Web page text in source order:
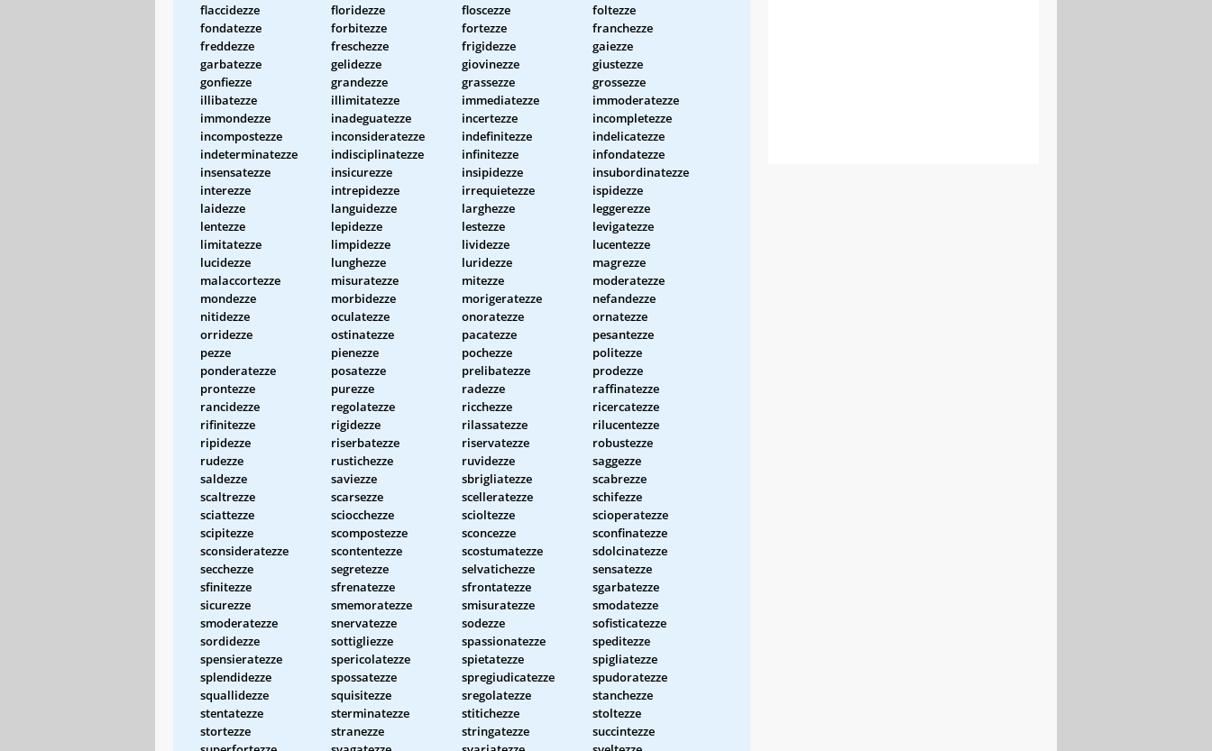
flaccidezze
floridezze floscezze
foltezze
fondatezze
forbitezze fortezze
franchezze
freddezze
freschezze frigidezze
gaiezze
garbatezze
gelidezze giovinezze
giustezze
gonfiezze
grandezze grassezze
grossezze
illibatezze
illimitatezze immediatezze
immoderatezze
immondezze
inadeguatezze incertezze
incompletezze
incompostezze
inconsideratezze indefinitezze
indelicatezze
indeterminatezze
indisciplinatezze infinitezze
infondatezze
insensatezze
insicurezze insipidezze
insubordinatezze
interezze
intrepidezze irrequietezze
ispidezze
laidezze
languidezze larghezze
leggerezze
lentezze
lepidezze lestezze
levigatezze
limitatezze
limpidezze lividezze
lucentezze
lucidezze
lunghezze luridezze
magrezze
malaccortezze
misuratezze mitezze
moderatezze
mondezze
morbidezze morigeratezze
nefandezze
nitidezze
oculatezze onoratezze
ornatezze
orridezze
ostinatezze pacatezze
pesantezze
pezze
pienezze pochezze
politezze
ponderatezze
posatezze prelibatezze
prodezze
prontezze
purezze radezze
raffinatezze
rancidezze
regolatezze ricchezze
ricercatezze
rifinitezze
rigidezze rilassatezze
rilucentezze
ripidezze
riserbatezze riservatezze
robustezze
rudezze
rustichezze ruvidezze
saggezze
saldezze
saviezze sbrigliatezze
scabrezze
scaltrezze
scarsezze scelleratezze
schifezze
sciattezze
sciocchezze scioltezze
scioperatezze
scipitezze
scompostezze sconcezze
sconfinatezze
sconsideratezze
scontentezze scostumatezze
sdolcinatezze
secchezze
segretezze selvatichezze
sensatezze
sfinitezze
sfrenatezze sfrontatezze
sgarbatezze
sicurezze
smemoratezze smisuratezze
smodatezze
smoderatezze
snervatezze sodezze
sofisticatezze
sordidezze
sottigliezze spassionatezze
speditezze
spensieratezze
spericolatezze spietatezze
spigliatezze
splendidezze
spossatezze spregiudicatezze
spudoratezze
squallidezze
squisitezze sregolatezze
stanchezze
stentatezze
sterminatezze stitichezze
stoltezze
stortezze
stranezze stringatezze
succintezze